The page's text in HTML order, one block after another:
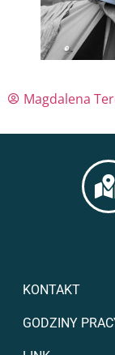
Magdalena
KONTAKT
GODZINY